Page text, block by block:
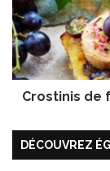
n
o
u
v
e
r
t
i
n
i
s
f
i
Crostinis de
DÉCOUVREZ